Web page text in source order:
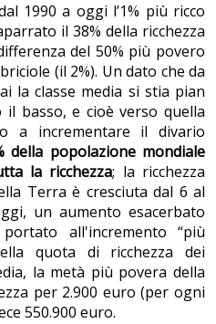
1990 a oggi l’1% più ricco
il 38% della ricchezza
del 50% più povero
(il 2%). Un dato che da
la classe media si stia pian
il basso, e cioè verso quella
a incrementare il divario
della popolazione mondiale
la ricchezza; la ricchezza
Terra è cresciuta dal 6 al
un aumento esacerbato
all'incremento “più
quota di ricchezza dei
la metà più povera della
per 2.900 euro (per ogni
550.900 euro.